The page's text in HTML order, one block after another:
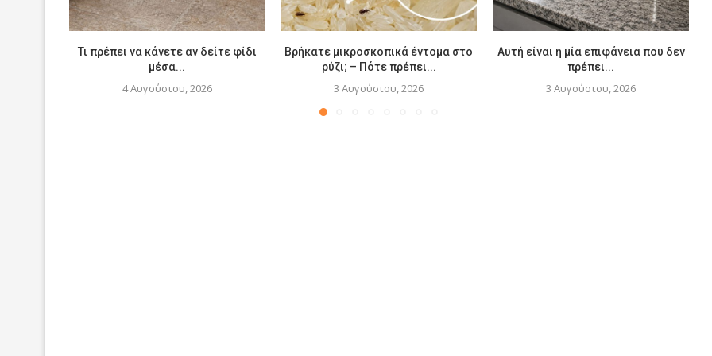
Τι πρέπει να κάνετε αν δείτε φίδι
μέσα...
4 Αυγούστου, 2026
Βρήκατε μικροσκοπικά έντομα στο
ρύζι; – Πότε πρέπει...
3 Αυγούστου, 2026
Αυτή είναι η μία επιφάνεια που δεν
πρέπει...
3 Αυγούστου, 2026